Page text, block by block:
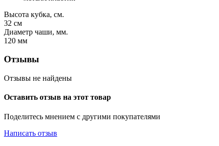
Высота кубка, см.
32 см
Диаметр чаши, мм.
120 мм
Отзывы
Отзывы не найдены
Оставить отзыв на этот товар
Поделитесь мнением с другими покупателями
Написать отзыв